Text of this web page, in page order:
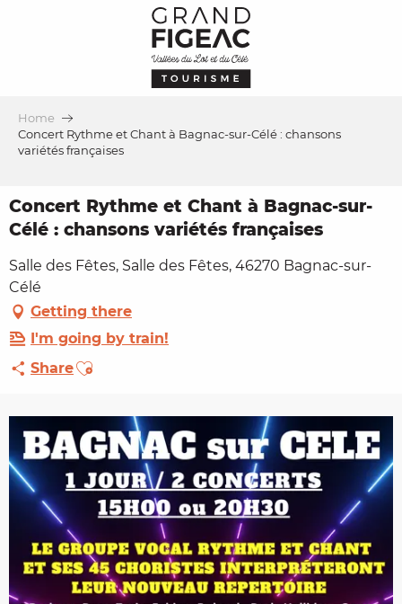
Home
Concert Rythme et Chant à Bagnac-sur-Célé : chansons
variétés françaises
Concert Rythme et Chant à Bagnac-sur-
Célé : chansons variétés françaises
Salle des Fêtes, Salle des Fêtes, 46270 Bagnac-sur-
Célé
Getting there
I'm going by train!
ShareAjouter aux favoris